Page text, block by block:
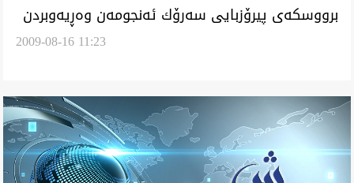
برووسكه‌ی پیرۆزبایی سه‌رۆك ئه‌نجومه‌ن وه‌ڕيه‌وبردن
ده‌زگای روشنهیوری و ره‌سانن كورده‌یل فه‌یلی –
كوردستان
2009-08-16 11:23